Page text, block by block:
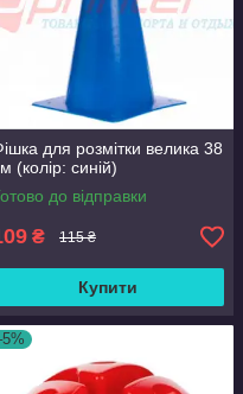
для розмітки велика 38
(колір: синій)
до відправки
₴ 115 ₴
Купити